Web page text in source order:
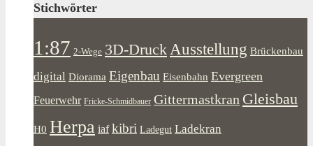
Stichwörter
1:87 2-Wege 3D-DruckAusstellung Brückenbau
digital Diorama Eigenbau Eisenbahn Evergreen
Feuerwehr Fricke-Schmidbauer Gittermastkran Gleisbau
H0 Herpa iaf kibri Ladegut Ladekran